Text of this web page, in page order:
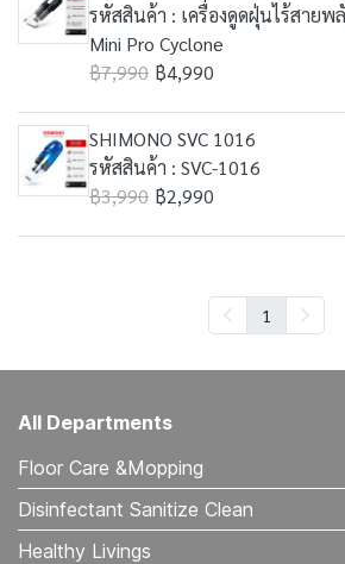
รหัสสินค้า : เครื่องดูดฝุ่นไร้สายพ
Mini Pro Cyclone
฿7,990 ฿4,990
SHIMONO SVC 1016
รหัสสินค้า : SVC-1016
฿3,990 ฿2,990
1
All Departments
Floor Care &Mopping
Disinfectant Sanitize Clean
Healthy Livings